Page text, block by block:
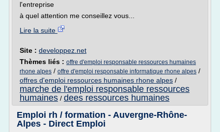
l'entreprise
à quel attention me conseillez vous...
Lire la suite
Site : developpez.net
Thèmes liés : offre d'emploi responsable ressources humaines
rhone alpes / offre d'emploi responsable informatique rhone alpes /
offres d'emploi ressources humaines rhone alpes /
marche de l'emploi responsable ressources
humaines / dees ressources humaines
Emploi rh / formation - Auvergne-Rhône-
Alpes - Direct Emploi